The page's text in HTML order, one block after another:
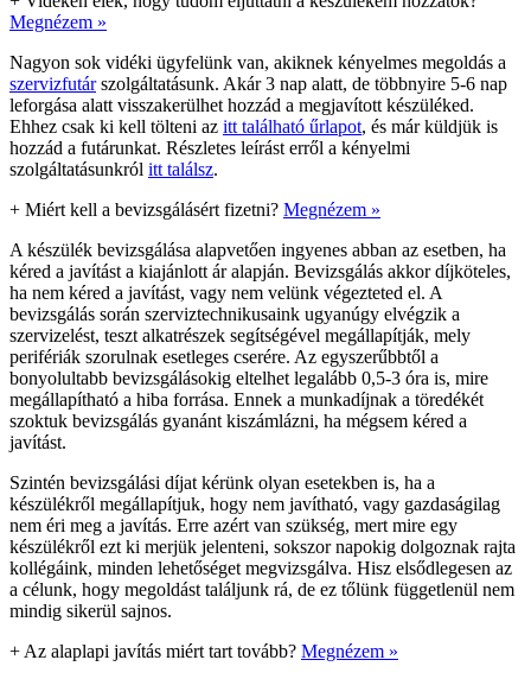
Megnézem »
Nagyon sok vidéki ügyfelünk van, akiknek kényelmes megoldás a
szervizfutárszolgáltatásunk. Akár 3 nap alatt, de többnyire 5-6 nap
leforgása alatt visszakerülhet hozzád a megjavított készüléked.
Ehhez csak ki kell tölteni az itt található űrlapot, és már küldjük is
hozzád a futárunkat. Részletes leírást erről a kényelmi
szolgáltatásunkról itt találsz.
+ Miért kell a bevizsgálásért fizetni? Megnézem »
A készülék bevizsgálása alapvetően ingyenes abban az esetben, ha
kéred a javítást a kiajánlott ár alapján. Bevizsgálás akkor díjköteles,
ha nem kéred a javítást, vagy nem velünk végezteted el. A
bevizsgálás során szerviztechnikusaink ugyanúgy elvégzik a
szervizelést, teszt alkatrészek segítségével megállapítják, mely
perifériák szorulnak esetleges cserére. Az egyszerűbbtől a
bonyolultabb bevizsgálásokig eltelhet legalább 0,5-3 óra is, mire
megállapítható a hiba forrása. Ennek a munkadíjnak a töredékét
szoktuk bevizsgálás gyanánt kiszámlázni, ha mégsem kéred a
javítást.
Szintén bevizsgálási díjat kérünk olyan esetekben is, ha a
készülékről megállapítjuk, hogy nem javítható, vagy gazdaságilag
nem éri meg a javítás. Erre azért van szükség, mert mire egy
készülékről ezt ki merjük jelenteni, sokszor napokig dolgoznak rajta
kollégáink, minden lehetőséget megvizsgálva. Hisz elsődlegesen az
a célunk, hogy megoldást találjunk rá, de ez tőlünk függetlenül nem
mindig sikerül sajnos.
+ Az alaplapi javítás miért tart tovább? Megnézem »